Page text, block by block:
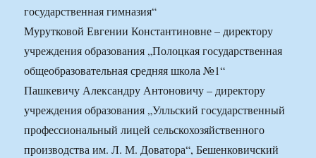
государственная гимназия“
Мурутковой Евгении Константиновне – директору
учреждения образования „Полоцкая государственная
общеобразовательная средняя школа №1“
Пашкевичу Александру Антоновичу – директору
учреждения образования „Улльский государственный
профессиональный лицей сельскохозяйственного
производства им. Л. М. Доватора“, Бешенковичский